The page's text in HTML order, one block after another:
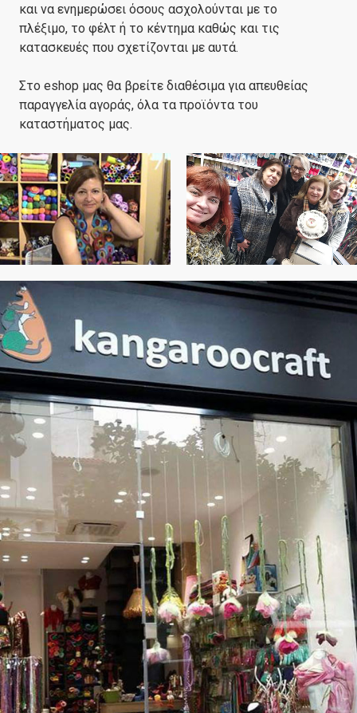
και να ενημερώσει όσους ασχολούνται με το
πλέξιμο, το φέλτ ή το κέντημα καθώς και τις
κατασκευές που σχετίζονται με αυτά.
Στο eshop μας θα βρείτε διαθέσιμα για απευθείας
παραγγελία αγοράς, όλα τα προϊόντα του
καταστήματος μας.